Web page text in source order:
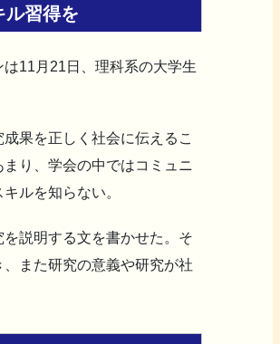
ル習得を
11月21日、理科系の大学生
果を正しく社会に伝えるこ
り、学会の中ではコミュニ
ルを知らない。
説明する文を書かせた。そ
また研究の意義や研究が社